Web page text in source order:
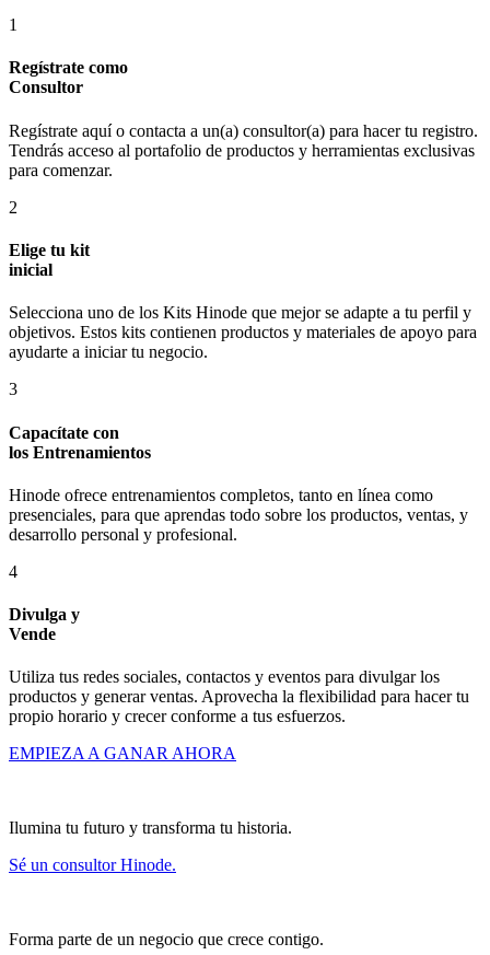
1
Regístrate como
Consultor
Regístrate aquí o contacta a un(a) consultor(a) para hacer tu registro.
Tendrás acceso al portafolio de productos y herramientas exclusivas
para comenzar.
2
Elige tu kit
inicial
Selecciona uno de los Kits Hinode que mejor se adapte a tu perfil y
objetivos. Estos kits contienen productos y materiales de apoyo para
ayudarte a iniciar tu negocio.
3
Capacítate con
los Entrenamientos
Hinode ofrece entrenamientos completos, tanto en línea como
presenciales, para que aprendas todo sobre los productos, ventas, y
desarrollo personal y profesional.
4
Divulga y
Vende
Utiliza tus redes sociales, contactos y eventos para divulgar los
productos y generar ventas. Aprovecha la flexibilidad para hacer tu
propio horario y crecer conforme a tus esfuerzos.
EMPIEZA A GANAR AHORA
Ilumina tu futuro y transforma tu historia.
Sé un consultor Hinode.
Forma parte de un negocio que crece contigo.